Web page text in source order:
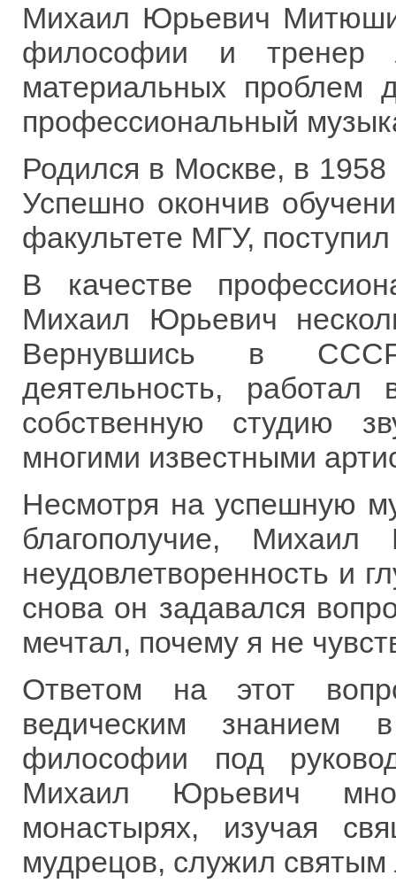
Михаил Юрьевич
философии и тренер
материальных проблем
профессиональный
Родился в Москве, в 1958
Успешно окончив
факультете МГУ,
В качестве
Михаил Юрьевич
Вернувшись в
деятельность,
собственную студию
многими известными
Несмотря на успешную
благополучие,
неудовлетворенность и
снова он задавался
мечтал, почему я не
Ответом на этот
ведическим знанием
философии под
Михаил Юрьевич
монастырях, изучая
мудрецов, служил